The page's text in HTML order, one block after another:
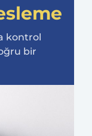
kontrol
bir